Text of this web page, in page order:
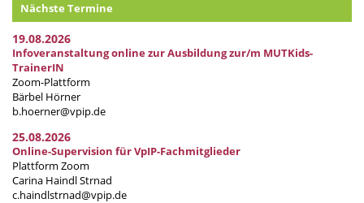
Nächste Termine
19.08.2026
Infoveranstaltung online zur Ausbildung zur/m MUTKids-
TrainerIN
Zoom-Plattform
Bärbel Hörner
b.hoerner@vpip.de
25.08.2026
Online-Supervision für VpIP-Fachmitglieder
Plattform Zoom
Carina Haindl Strnad
c.haindlstrnad@vpip.de